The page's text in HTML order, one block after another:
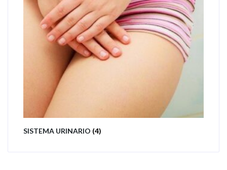
SISTEMA URINARIO (4)